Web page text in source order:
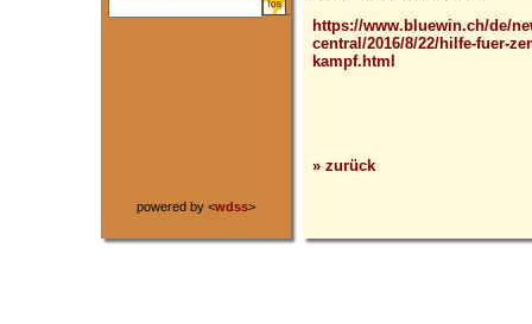
.
powered by <wdss>
https://www.bluewin.ch/de/
central/2016/8/22/hilfe-fuer-
kampf.html
» zurück